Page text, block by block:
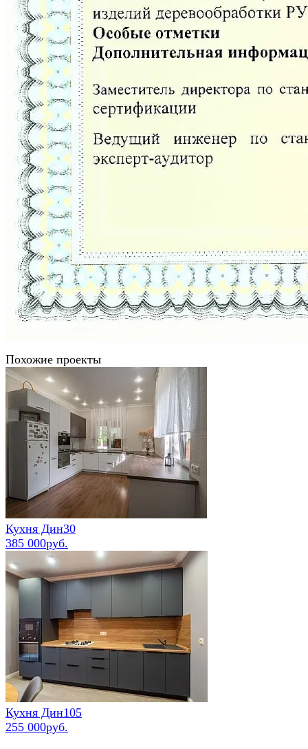
Похожие проекты
Кухня Дин30
385 000руб.
Кухня Дин105
255 000руб.